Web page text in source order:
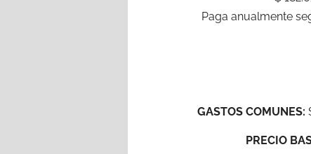
Paga anualmente
GASTOS COMUNES:
PRECIO